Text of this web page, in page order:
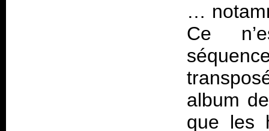
…
Ce
album
que les